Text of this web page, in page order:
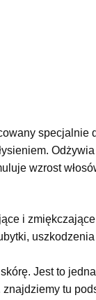
specjalnie
wzrost
i
uszkodzenia
Jest to
tu